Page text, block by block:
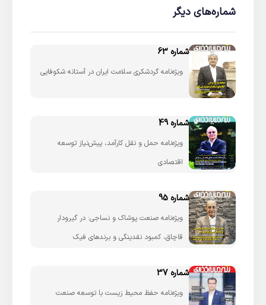
شماره‌های دیگر
شماره 63
ویژه‌نامه گردشکری سلامت ایران در آستانه شکوفایی
شماره 49
ویژه‌نامه حمل و نقل کارآمد، پیش‌نیاز توسعه
اقتصادی
شماره 95
ویژه‌نامه صنعت پوشاک و نساجی: در گیرودار
قاچاق، کمبود نقدینگی و برندهای فیک
شماره 37
ویژه‌نامه حفظ محیط زیست با توسعه صنعت